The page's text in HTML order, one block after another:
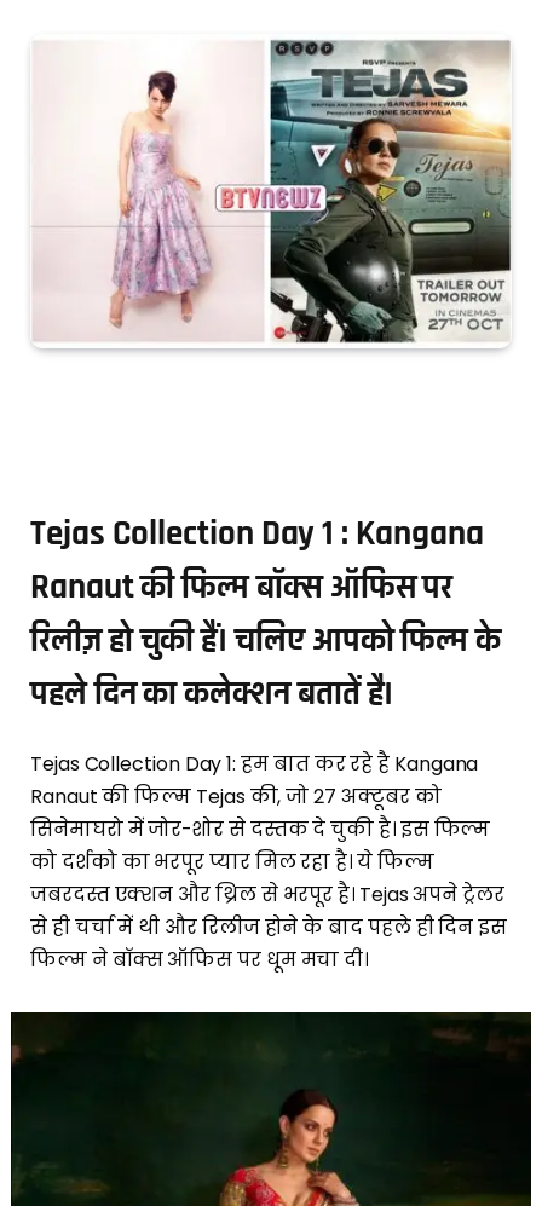
Tejas Collection Day 1 : Kangana
Ranaut की फिल्म बॉक्स ऑफिस पर
रिलीज़ हो चुकी हैं। चलिए आपको फिल्म के
पहले दिन का कलेक्शन बतातें है।
Tejas Collection Day 1: हम बात कर रहे है Kangana
Ranaut की फिल्म Tejas की, जो 27 अक्टूबर को
सिनेमाघरो में जोर-शोर से दस्तक दे चुकी है। इस फिल्म
को दर्शको का भरपूर प्यार मिल रहा है। ये फिल्म
जबरदस्त एक्शन और थ्रिल से भरपूर है। Tejas अपने ट्रेलर
से ही चर्चा में थी और रिलीज होने के बाद पहले ही दिन इस
फिल्म ने बॉक्स ऑफिस पर धूम मचा दी।